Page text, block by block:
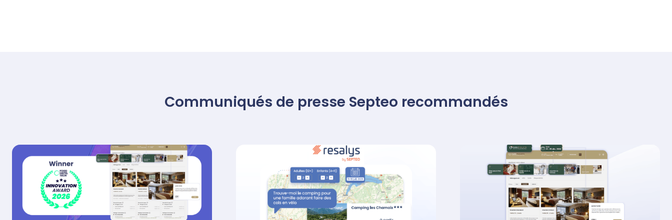
Communiqués de presse Septeo recommandés